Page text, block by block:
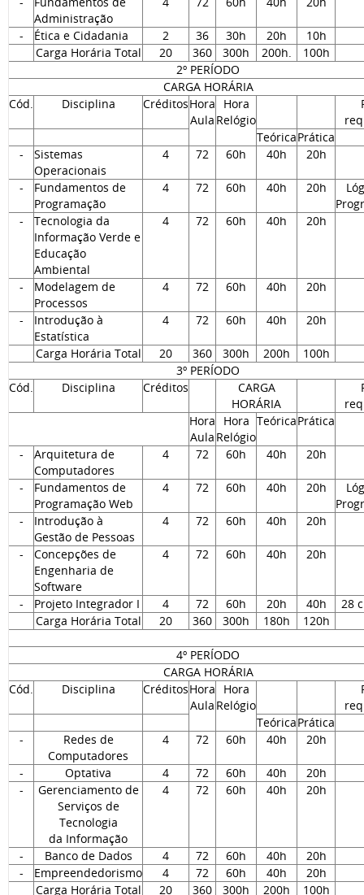
Administração
- Ética e Cidadania 2 36 30h 20h
10h
Carga Horária Total
20 360 300h 200h.
100h
2º PERÍODO
CARGA HORÁRIA
Cód.
Disciplina CréditosHora
Aula
Hora
Relógio
TeóricaPrática
-
Sistemas
Operacionais
4 72 60h 40h 20h
-
Fundamentos de
Programação
4 72 60h 40h 20h
-
Tecnologia da
Informação Verde e
Educação
Ambiental
4 72 60h 40h 20h
-
Modelagem de
Processos
4 72 60h 40h 20h
-
Introdução à
Estatística
4 72 60h 40h 20h
Carga Horária Total 20 360 300h 200h
100h
3º PERÍODO
Cód.
Disciplina Créditos
CARGA
HORÁRIA
Hora
Aula
Hora
Relógio
TeóricaPrática
-
Arquitetura de
Computadores
4 72 60h 40h 20h
-
Fundamentos de
Programação Web
4 72 60h 40h 20h
-
Introdução à
Gestão de Pessoas
4 72 60h 40h 20h
-
Concepções de
Engenharia de
Software
4 72 60h 40h 20h
- Projeto Integrador I 4 72 60h 20h 40h
28
Carga Horária Total
20 360 300h 180h 120h
4º PERÍODO
CARGA HORÁRIA
Cód.
Disciplina CréditosHora
Aula
Hora
Relógio
TeóricaPrática
-
Redes de
Computadores
4 72 60h 40h 20h
- Optativa 4 72 60h 40h
20h
-
Gerenciamento de
Serviços de
Tecnologia
da Informação
4 72 60h 40h 20h
- Banco de Dados 4 72 60h 40h
20h
-
Empreendedorismo 4 72 60h 40h
20h
Carga Horária Total
20 360 300h 200h
100h